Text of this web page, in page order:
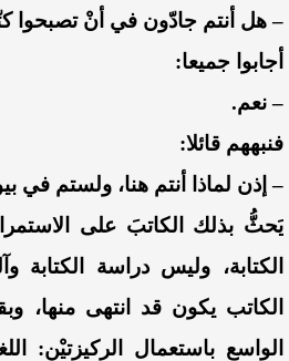
– هل أنتم جادّون في أنْ تصبحوا
أجابوا جميعا:
– نعم.
فنبههم قائلا:
– إذن لماذا أنتم هنا، ولستم في
يَحثُّ بذلك الكاتبَ على
الكتابة، وليس دراسة الكتابة
الكاتب يكون قد انتهى منها،
الواسع باستعمال الركيزتيْن: